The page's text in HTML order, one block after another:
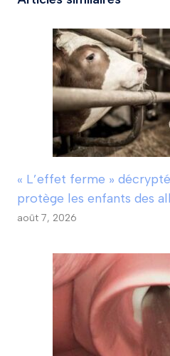
« L’effet ferme »
protège les enfants des
août 7, 2026